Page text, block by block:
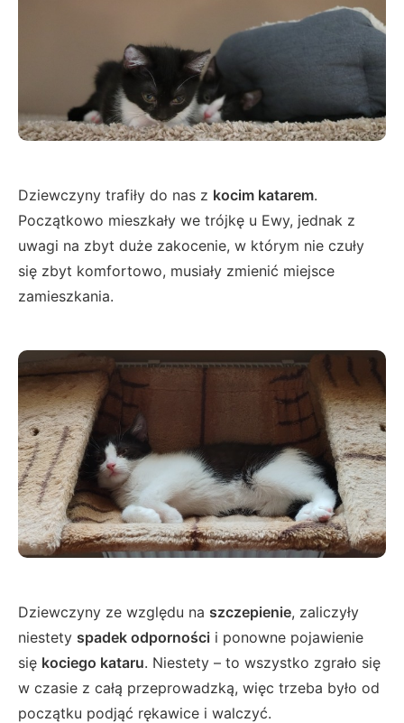
Dziewczyny trafiły do nas z kocim katarem.
Początkowo mieszkały we trójkę u Ewy, jednak z
uwagi na zbyt duże zakocenie, w którym nie czuły
się zbyt komfortowo, musiały zmienić miejsce
zamieszkania.
Dziewczyny ze względu na szczepienie, zaliczyły
niestety spadek odporności i ponowne pojawienie
się kociego kataru. Niestety – to wszystko zgrało się
w czasie z całą przeprowadzką, więc trzeba było od
początku podjąć rękawice i walczyć.